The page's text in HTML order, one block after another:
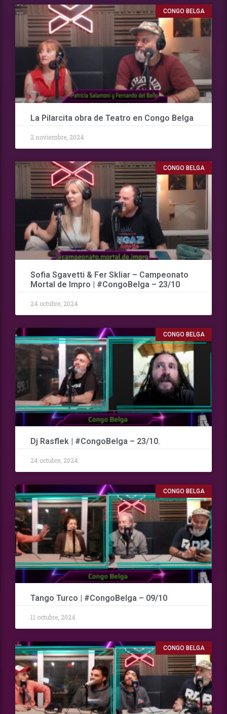
CONGO BELGA
La Pilarcita obra de Teatro en Congo Belga
2 noviembre, 2024
CONGO BELGA
Sofia Sgavetti & Fer Skliar – Campeonato
Mortal de Impro | #CongoBelga – 23/10
24 octubre, 2024
CONGO BELGA
Dj Rasflek | #CongoBelga – 23/10.
24 octubre, 2024
CONGO BELGA
Tango Turco | #CongoBelga – 09/10
11 octubre, 2024
CONGO BELGA